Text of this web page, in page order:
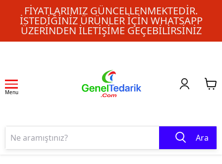
FIYATLARIMIZ GÜNCELLENMEKTEDIR.
İSTEDIĞINIZ ÜRÜNLER IÇIN WHATSAPP
ÜZERINDEN ILETIŞIME GEÇEBILIRSINIZ
Menu
Ara